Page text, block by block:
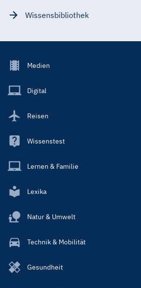
Wissensbibliothek
Footer
Main
Medien
Digital
Reisen
Wissenstest
Lernen & Familie
Lexika
Natur & Umwelt
Technik & Mobilität
Gesundheit